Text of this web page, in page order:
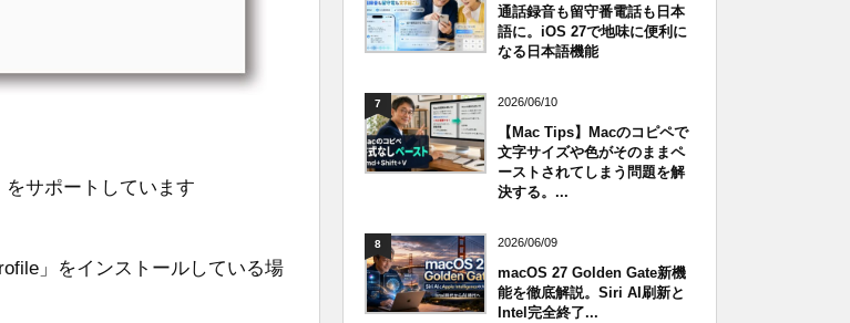
をサポートしています
」をインストールしている場
通話録音も留守番電話も日本
語に。iOS 27で地味に便利に
なる日本語機能
7 2026/06/10
【Mac Tips】Macのコピペで
文字サイズや色がそのままペ
ーストされてしまう問題を解
決する。...
8 2026/06/09
macOS 27 Golden Gate新機
能を徹底解説。Siri AI刷新と
Intel完全終了...